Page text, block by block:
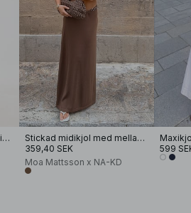
Stickad genomskinlig maxikjol
Stickad midikjol med mellanhög midja
359,40 SEK
Moa Mattsson x NA-KD
599